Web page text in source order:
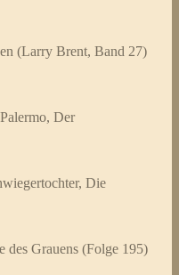
(Larry Brent, Band 27)
Der
Die
des Grauens (Folge 195)